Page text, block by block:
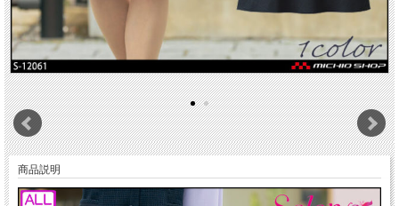
商品説明